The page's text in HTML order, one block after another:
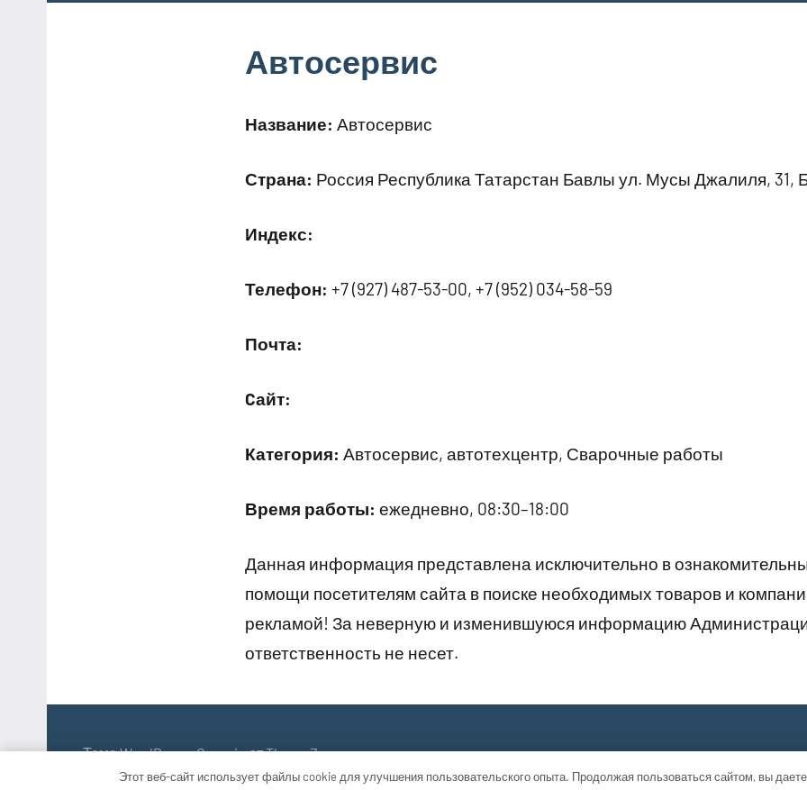
Автосервис
Название: Автосервис
Страна: Россия Республика Татарстан Бавлы ул. Мусы Джалиля, 31,
Индекс:
Телефон: +7 (927) 487-53-00, +7 (952) 034-58-59
Почта:
Cайт:
Категория: Автосервис, автотехцентр, Сварочные работы
Время работы: ежедневно, 08:30–18:00
Данная информация представлена исключительно в
помощи посетителям сайта в поиске необходимых товаров и
рекламой! За неверную и изменившуюся информацию
ответственность не несет.
Тема WordPress: Occasio от ThemeZee.
Этот веб-сайт использует файлы cookie для улучшения пользовательского опыта. Продолжая пользоваться сайтом, вы